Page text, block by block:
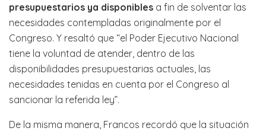
presupuestarios ya disponibles a fin de solventar las
necesidades contempladas originalmente por el
Congreso. Y resaltó que “el Poder Ejecutivo Nacional
tiene la voluntad de atender, dentro de las
disponibilidades presupuestarias actuales, las
necesidades tenidas en cuenta por el Congreso al
sancionar la referida ley”.
De la misma manera, Francos recordó que la situación